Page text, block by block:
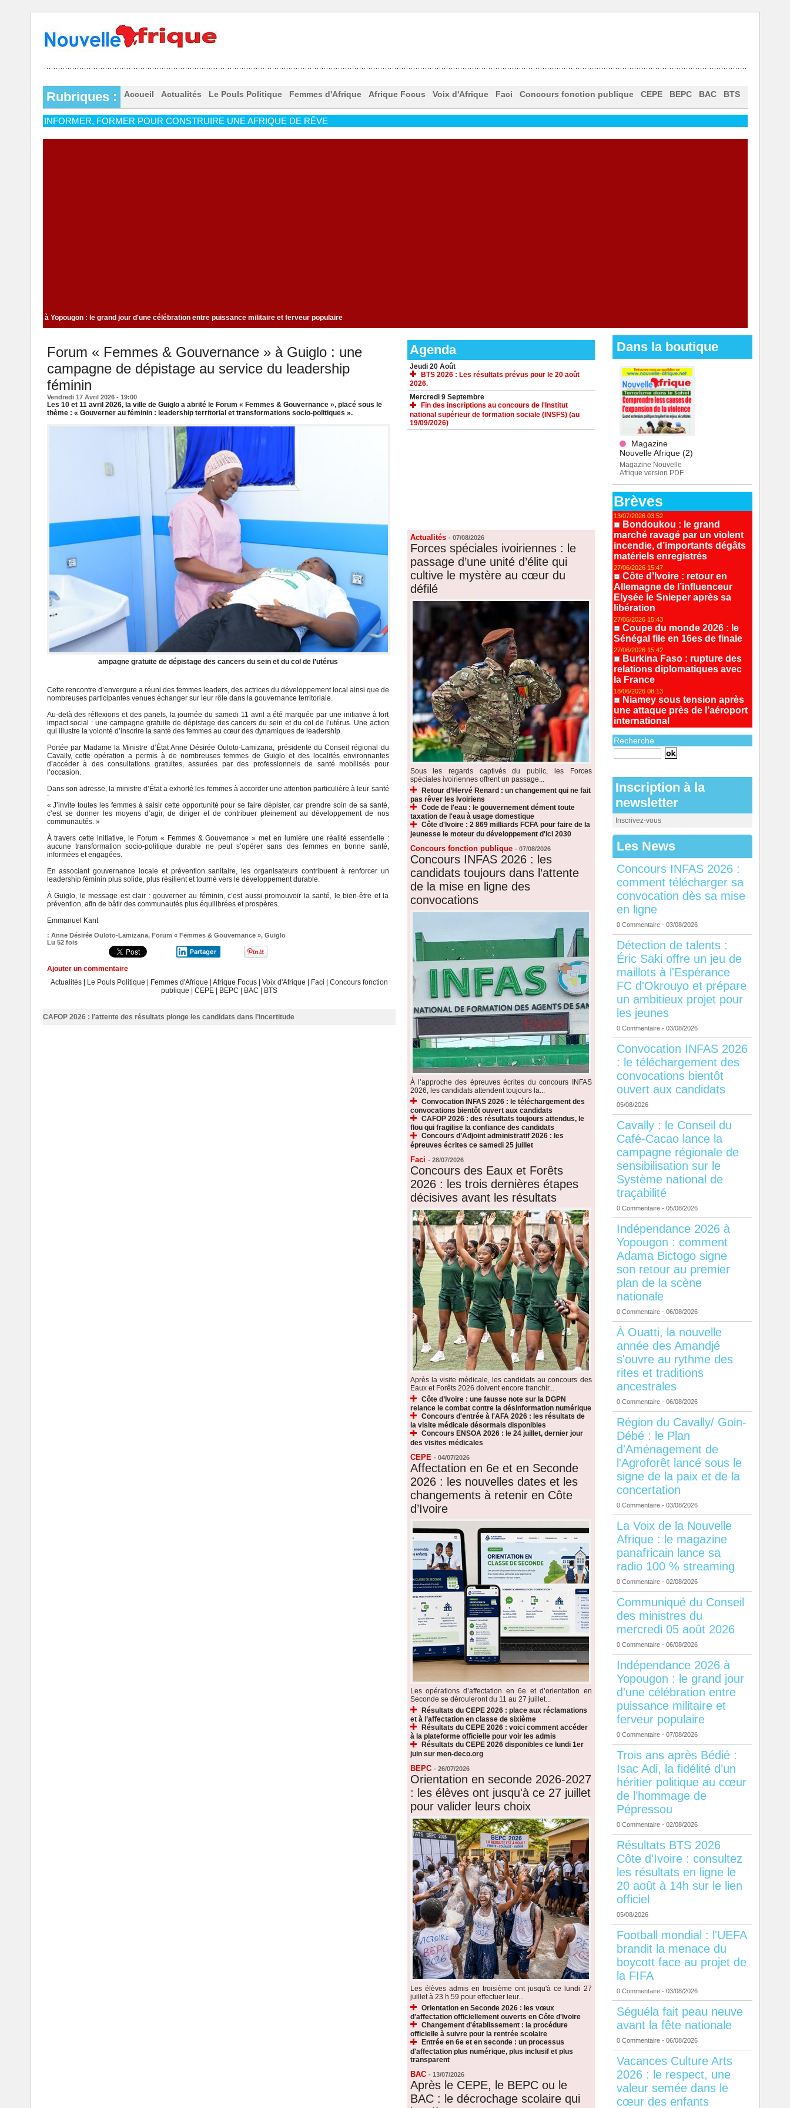
Rubriques : Accueil Actualités Le Pouls Politique Femmes d'Afrique Afrique Focus Voix d'Afrique Faci Concours fonction publique CEPE BEPC BAC BTS
INFORMER, FORMER POUR CONSTRUIRE UNE AFRIQUE DE RÊVE
Indépendance 2026 à Yopougon : le grand jour d'une célébration entre puissance militaire et ferveur populaire
Forum « Femmes & Gouvernance » à Guiglo : une
campagne de dépistage au service du leadership
féminin
Vendredi 17 Avril 2026 - 19:00
Les 10 et 11 avril 2026, la ville de Guiglo a abrité le Forum « Femmes & Gouvernance », placé sous le
thème : « Gouverner au féminin : leadership territorial et transformations socio-politiques ».
ampagne gratuite de dépistage des cancers du sein et du col de l’utérus
Cette rencontre d’envergure a réuni des femmes leaders, des actrices du développement local ainsi que de
nombreuses participantes venues échanger sur leur rôle dans la gouvernance territoriale.
Au-delà des réflexions et des panels, la journée du samedi 11 avril a été marquée par une initiative à fort
impact social : une campagne gratuite de dépistage des cancers du sein et du col de l’utérus. Une action
qui illustre la volonté d’inscrire la santé des femmes au cœur des dynamiques de leadership.
Portée par Madame la Ministre d’État Anne Désirée Ouloto-Lamizana, présidente du Conseil régional du
Cavally, cette opération a permis à de nombreuses femmes de Guiglo et des localités environnantes
d’accéder à des consultations gratuites, assurées par des professionnels de santé mobilisés pour
l’occasion.
Dans son adresse, la ministre d’État a exhorté les femmes à accorder une attention particulière à leur santé
:
« J’invite toutes les femmes à saisir cette opportunité pour se faire dépister, car prendre soin de sa santé,
c’est se donner les moyens d’agir, de diriger et de contribuer pleinement au développement de nos
communautés. »
À travers cette initiative, le Forum « Femmes & Gouvernance » met en lumière une réalité essentielle :
aucune transformation socio-politique durable ne peut s’opérer sans des femmes en bonne santé,
informées et engagées.
En associant gouvernance locale et prévention sanitaire, les organisateurs contribuent à renforcer un
leadership féminin plus solide, plus résilient et tourné vers le développement durable.
À Guiglo, le message est clair : gouverner au féminin, c’est aussi promouvoir la santé, le bien-être et la
prévention, afin de bâtir des communautés plus équilibrées et prospères.
Emmanuel Kant
: Anne Désirée Ouloto-Lamizana, Forum « Femmes & Gouvernance », Guiglo
Lu 52 fois
Partager
Ajouter un commentaire
Actualités | Le Pouls Politique | Femmes d'Afrique | Afrique Focus | Voix d'Afrique | Faci | Concours fonction
publique | CEPE | BEPC | BAC | BTS
CAFOP 2026 : l’attente des résultats plonge les candidats dans l’incertitude
Agenda
Jeudi 20 Août
BTS 2026 : Les résultats prévus pour le 20 août
2026.
Mercredi 9 Septembre
Fin des inscriptions au concours de l'Institut
national supérieur de formation sociale (INSFS) (au
19/09/2026)
Actualités - 07/08/2026
Forces spéciales ivoiriennes : le
passage d’une unité d’élite qui
cultive le mystère au cœur du
défilé
Sous les regards captivés du public, les Forces
spéciales ivoiriennes offrent un passage...
Retour d’Hervé Renard : un changement qui ne fait
pas rêver les Ivoiriens
Code de l'eau : le gouvernement dément toute
taxation de l'eau à usage domestique
Côte d'Ivoire : 2 869 milliards FCFA pour faire de la
jeunesse le moteur du développement d'ici 2030
Concours fonction publique - 07/08/2026
Concours INFAS 2026 : les
candidats toujours dans l’attente
de la mise en ligne des
convocations
À l’approche des épreuves écrites du concours INFAS
2026, les candidats attendent toujours la...
Convocation INFAS 2026 : le téléchargement des
convocations bientôt ouvert aux candidats
CAFOP 2026 : des résultats toujours attendus, le
flou qui fragilise la confiance des candidats
Concours d’Adjoint administratif 2026 : les
épreuves écrites ce samedi 25 juillet
Faci - 28/07/2026
Concours des Eaux et Forêts
2026 : les trois dernières étapes
décisives avant les résultats
Après la visite médicale, les candidats au concours des
Eaux et Forêts 2026 doivent encore franchir...
Côte d’Ivoire : une fausse note sur la DGPN
relance le combat contre la désinformation numérique
Concours d'entrée à l'AFA 2026 : les résultats de
la visite médicale désormais disponibles
Concours ENSOA 2026 : le 24 juillet, dernier jour
des visites médicales
CEPE - 04/07/2026
Affectation en 6e et en Seconde
2026 : les nouvelles dates et les
changements à retenir en Côte
d’Ivoire
Les opérations d’affectation en 6e et d’orientation en
Seconde se dérouleront du 11 au 27 juillet...
Résultats du CEPE 2026 : place aux réclamations
et à l’affectation en classe de sixième
Résultats du CEPE 2026 : voici comment accéder
à la plateforme officielle pour voir les admis
Résultats du CEPE 2026 disponibles ce lundi 1er
juin sur men-deco.org
BEPC - 26/07/2026
Orientation en seconde 2026-2027
: les élèves ont jusqu'à ce 27 juillet
pour valider leurs choix
Les élèves admis en troisième ont jusqu'à ce lundi 27
juillet à 23 h 59 pour effectuer leur...
Orientation en Seconde 2026 : les vœux
d'affectation officiellement ouverts en Côte d'Ivoire
Changement d'établissement : la procédure
officielle à suivre pour la rentrée scolaire
Entrée en 6e et en seconde : un processus
d'affectation plus numérique, plus inclusif et plus
transparent
BAC - 13/07/2026
Après le CEPE, le BEPC ou le
BAC : le décrochage scolaire qui
Dans la boutique
Magazine
Nouvelle Afrique (2)
Magazine Nouvelle
Afrique version PDF
Brèves
13/07/2026 03:52
Bondoukou : le grand
marché ravagé par un violent
incendie, d’importants dégâts
matériels enregistrés
27/06/2026 15:47
Côte d’Ivoire : retour en
Allemagne de l’influenceur
Elysée le Snieper après sa
libération
27/06/2026 15:43
Coupe du monde 2026 : le
Sénégal file en 16es de finale
27/06/2026 15:42
Burkina Faso : rupture des
relations diplomatiques avec
la France
18/06/2026 08:13
Niamey sous tension après
une attaque près de l’aéroport
international
Recherche
Inscription à la
newsletter
Inscrivez-vous
Les News
Concours INFAS 2026 :
comment télécharger sa
convocation dès sa mise
en ligne
0 Commentaire - 03/08/2026
Détection de talents :
Éric Saki offre un jeu de
maillots à l'Espérance
FC d'Okrouyo et prépare
un ambitieux projet pour
les jeunes
0 Commentaire - 03/08/2026
Convocation INFAS 2026
: le téléchargement des
convocations bientôt
ouvert aux candidats
05/08/2026
Cavally : le Conseil du
Café-Cacao lance la
campagne régionale de
sensibilisation sur le
Système national de
traçabilité
0 Commentaire - 05/08/2026
Indépendance 2026 à
Yopougon : comment
Adama Bictogo signe
son retour au premier
plan de la scène
nationale
0 Commentaire - 06/08/2026
À Ouatti, la nouvelle
année des Amandjé
s'ouvre au rythme des
rites et traditions
ancestrales
0 Commentaire - 06/08/2026
Région du Cavally/ Goin-
Débé : le Plan
d'Aménagement de
l'Agroforêt lancé sous le
signe de la paix et de la
concertation
0 Commentaire - 03/08/2026
La Voix de la Nouvelle
Afrique : le magazine
panafricain lance sa
radio 100 % streaming
0 Commentaire - 02/08/2026
Communiqué du Conseil
des ministres du
mercredi 05 août 2026
0 Commentaire - 06/08/2026
Indépendance 2026 à
Yopougon : le grand jour
d'une célébration entre
puissance militaire et
ferveur populaire
0 Commentaire - 07/08/2026
Trois ans après Bédié :
Isac Adi, la fidélité d’un
héritier politique au cœur
de l’hommage de
Pépressou
0 Commentaire - 02/08/2026
Résultats BTS 2026
Côte d'Ivoire : consultez
les résultats en ligne le
20 août à 14h sur le lien
officiel
05/08/2026
Football mondial : l'UEFA
brandit la menace du
boycott face au projet de
la FIFA
0 Commentaire - 03/08/2026
Séguéla fait peau neuve
avant la fête nationale
0 Commentaire - 06/08/2026
Vacances Culture Arts
2026 : le respect, une
valeur semée dans le
cœur des enfants